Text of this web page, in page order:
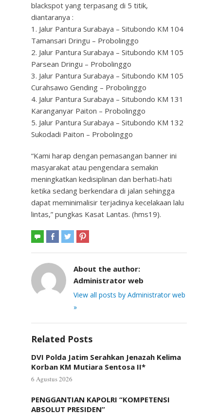
blackspot yang terpasang di 5 titik,
diantaranya :
1. Jalur Pantura Surabaya – Situbondo KM 104
Tamansari Dringu – Probolinggo
2. Jalur Pantura Surabaya – Situbondo KM 105
Parsean Dringu – Probolinggo
3. Jalur Pantura Surabaya – Situbondo KM 105
Curahsawo Gending – Probolinggo
4. Jalur Pantura Surabaya – Situbondo KM 131
Karanganyar Paiton – Probolinggo
5. Jalur Pantura Surabaya – Situbondo KM 132
Sukodadi Paiton – Probolinggo
“Kami harap dengan pemasangan banner ini
masyarakat atau pengendara semakin
meningkatkan kedisiplinan dan berhati-hati
ketika sedang berkendara di jalan sehingga
dapat meminimalisir terjadinya kecelakaan lalu
lintas,” pungkas Kasat Lantas. (hms19).
About the author:
Administrator web
View all posts by Administrator web
»
Related Posts
DVI Polda Jatim Serahkan Jenazah Kelima
Korban KM Mutiara Sentosa II*
6 Agustus 2026
PENGGANTIAN KAPOLRI “KOMPETENSI
ABSOLUT PRESIDEN”